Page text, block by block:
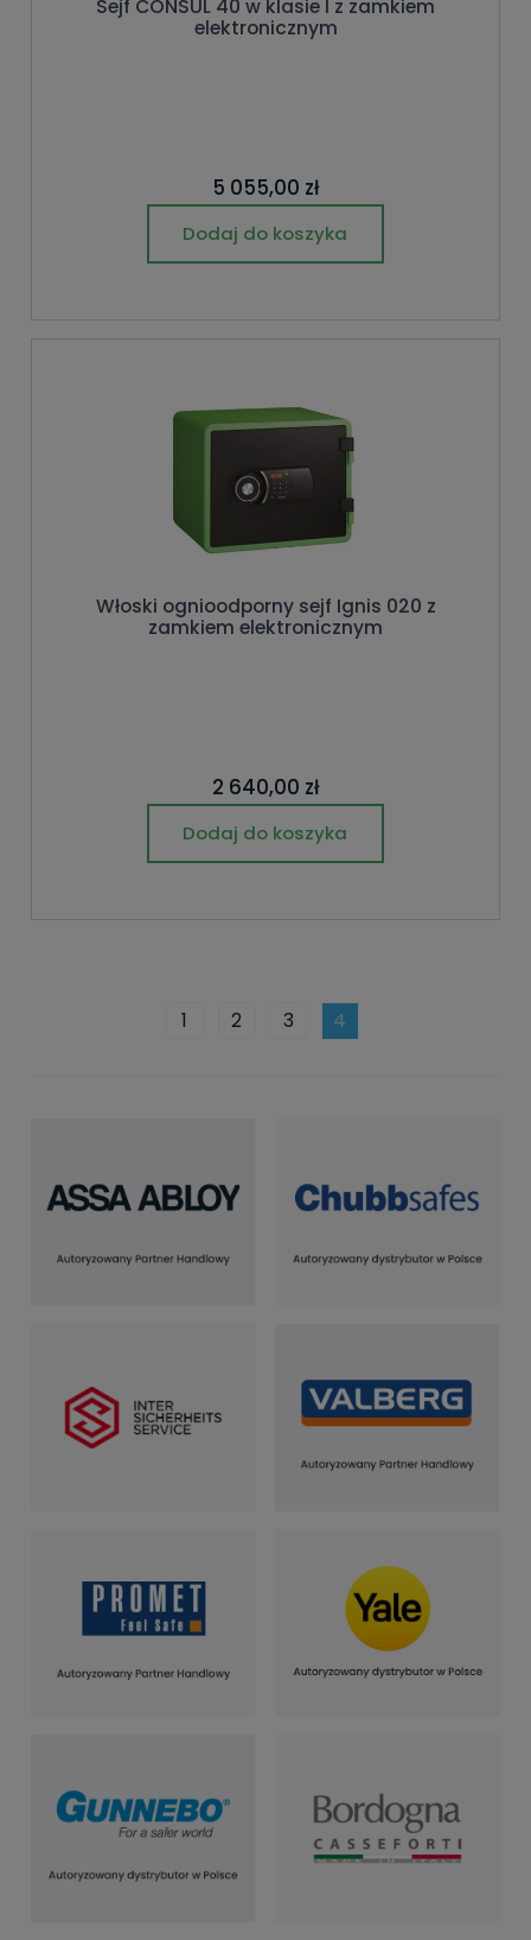
Sejf CONSUL 40 w klasie I z zamkiem
elektronicznym
5 055,00 zł
Dodaj do koszyka
Włoski ognioodporny sejf Ignis 020 z
zamkiem elektronicznym
2 640,00 zł
Dodaj do koszyka
1 2 3 4